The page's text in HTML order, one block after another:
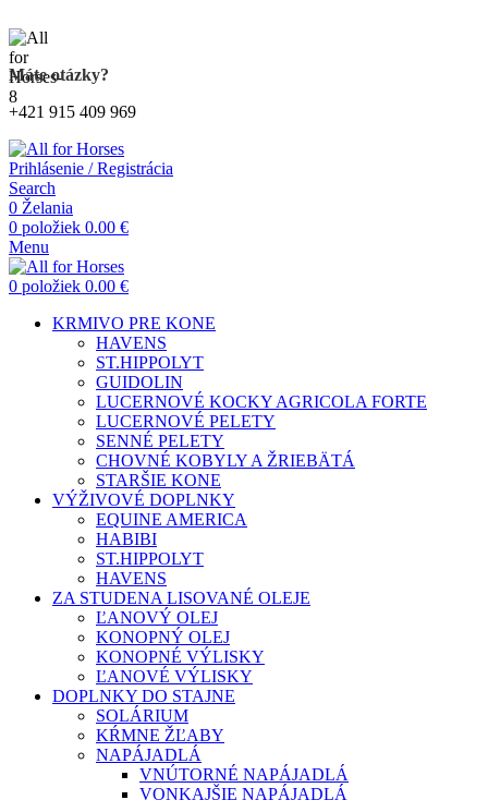
Máte otázky?
+421 915 409 969
Prihlásenie / Registrácia
Search
0 Želania
0 položiek 0.00 €
Menu
0 položiek 0.00 €
KRMIVO PRE KONE
HAVENS
ST.HIPPOLYT
GUIDOLIN
LUCERNOVÉ KOCKY AGRICOLA FORTE
LUCERNOVÉ PELETY
SENNÉ PELETY
CHOVNÉ KOBYLY A ŽRIEBÄTÁ
STARŠIE KONE
VÝŽIVOVÉ DOPLNKY
EQUINE AMERICA
HABIBI
ST.HIPPOLYT
HAVENS
ZA STUDENA LISOVANÉ OLEJE
ĽANOVÝ OLEJ
KONOPNÝ OLEJ
KONOPNÉ VÝLISKY
ĽANOVÉ VÝLISKY
DOPLNKY DO STAJNE
SOLÁRIUM
KŔMNE ŽĽABY
NAPÁJADLÁ
VNÚTORNÉ NAPÁJADLÁ
VONKAJŠIE NAPÁJADLÁ